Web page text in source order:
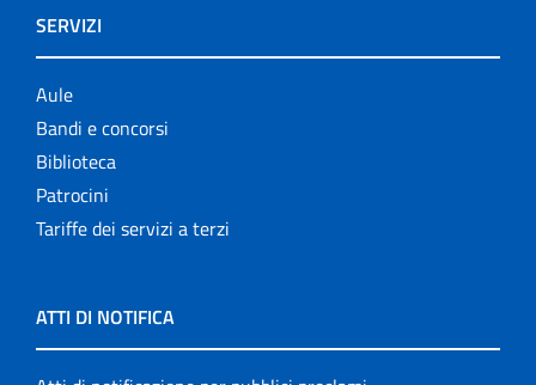
SERVIZI
Aule
Bandi e concorsi
Biblioteca
Patrocini
Tariffe dei servizi a terzi
ATTI DI NOTIFICA